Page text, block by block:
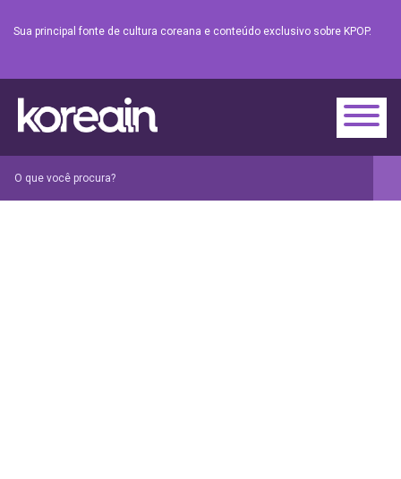
Sua principal fonte de cultura coreana e conteúdo exclusivo sobre KPOP.